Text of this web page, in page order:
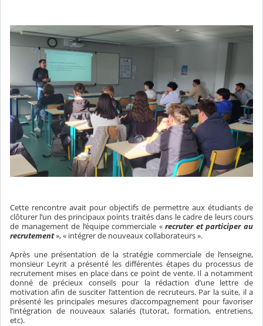
Cette rencontre avait pour objectifs de permettre aux étudiants de
clôturer l’un des principaux points traités dans le cadre de leurs cours
de management de l’équipe commerciale «recruter et participer au
recrutement», « intégrer de nouveaux collaborateurs ».
Après une présentation de la stratégie commerciale de l’enseigne,
monsieur Leyrit a présenté les différentes étapes du processus de
recrutement mises en place dans ce point de vente. Il a notamment
donné de précieux conseils pour la rédaction d’une lettre de
motivation afin de susciter l’attention de recruteurs. Par la suite, il a
présenté les principales mesures d’accompagnement pour favoriser
l’intégration de nouveaux salariés (tutorat, formation, entretiens,
etc).